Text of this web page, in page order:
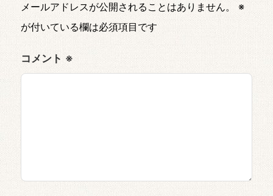
メールアドレスが公開されることはありません。
※
が付いている欄は必須項目です
コメント ※